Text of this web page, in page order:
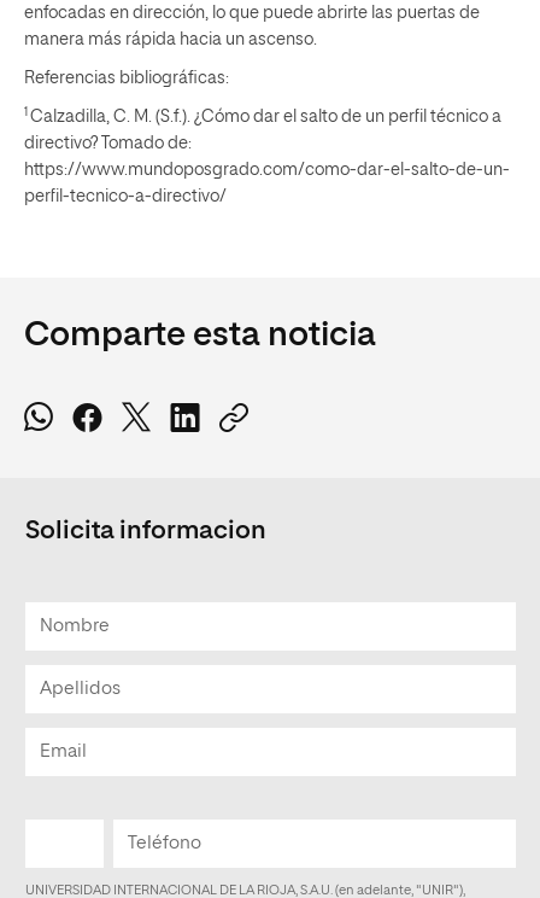
enfocadas en dirección, lo que puede abrirte las puertas de
manera más rápida hacia un ascenso.
Referencias bibliográficas:
1 Calzadilla, C. M. (S.f.). ¿Cómo dar el salto de un perfil técnico a
directivo? Tomado de:
https://www.mundoposgrado.com/como-dar-el-salto-de-un-
perfil-tecnico-a-directivo/
Comparte esta noticia
Solicita informacion